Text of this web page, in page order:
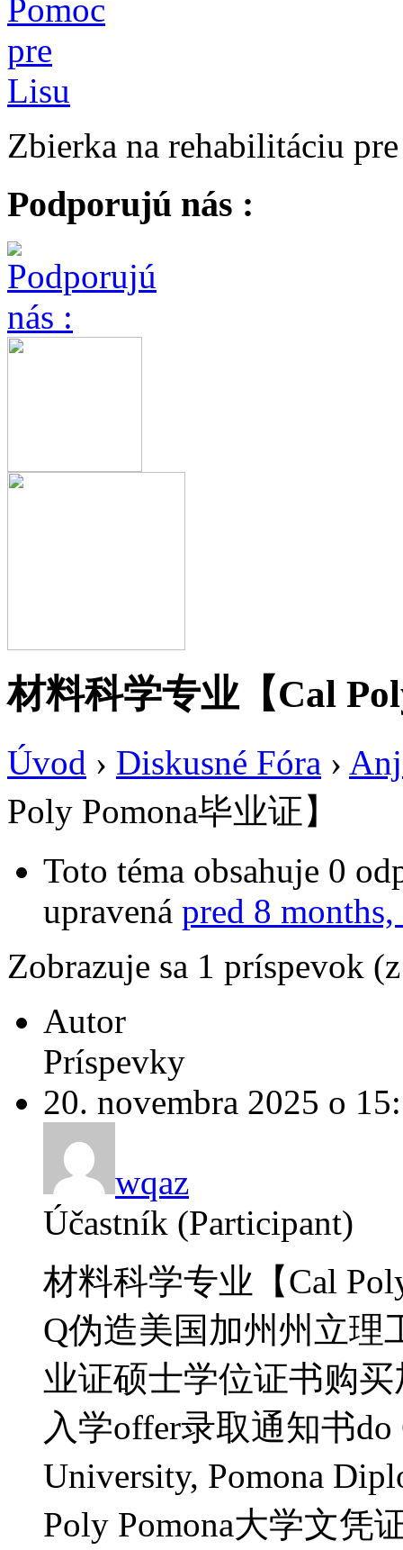
Zbierka na rehabilitáciu
Podporujú nás :
材料科学专业【Cal
Úvod › Diskusné Fóra ›
Poly Pomona毕业证】
Toto téma obsahuje 0
upravená pred 8 months,
Zobrazuje sa 1 príspevok
Autor
Príspevky
20. novembra 2025 o
wqaz
Účastník (Participant)
材料科学专业【Cal
Q伪造美国加州州立理
业证硕士学位证书购
入学offer录取通知书do
University, Pomona
Poly Pomona大学文凭